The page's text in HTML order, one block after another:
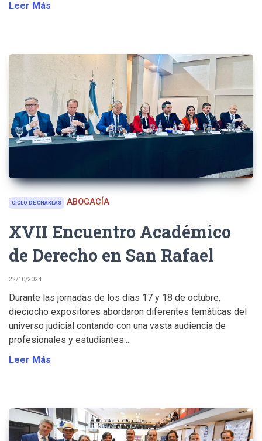
Leer Más
CICLO DE CHARLAS ABOGACÍA
XVII Encuentro Académico
de Derecho en San Rafael
22/10/2024
Durante las jornadas de los días 17 y 18 de octubre,
dieciocho expositores abordaron diferentes temáticas del
universo judicial contando con una vasta audiencia de
profesionales y estudiantes....
Leer Más